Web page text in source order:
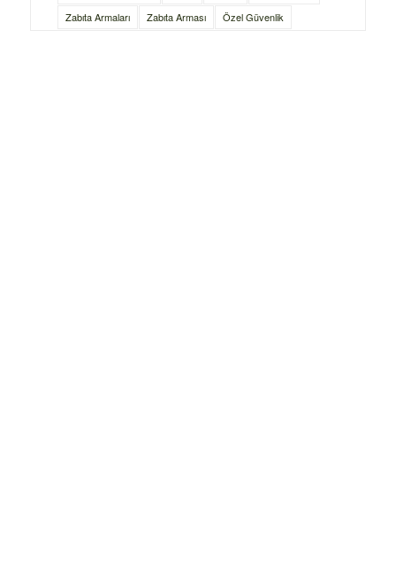
Zabıta Armaları
Zabıta Arması Özel Güvenlik